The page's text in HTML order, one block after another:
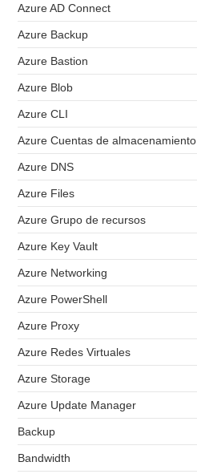
Azure AD Connect
Azure Backup
Azure Bastion
Azure Blob
Azure CLI
Azure Cuentas de almacenamiento
Azure DNS
Azure Files
Azure Grupo de recursos
Azure Key Vault
Azure Networking
Azure PowerShell
Azure Proxy
Azure Redes Virtuales
Azure Storage
Azure Update Manager
Backup
Bandwidth